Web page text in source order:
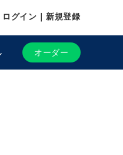
ログイン｜新規登録
オーダー